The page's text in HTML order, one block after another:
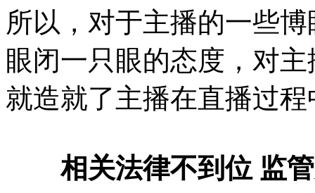
所以，对于主播的一些
眼闭一只眼的态度，对
就造就了主播在直播过
相关法律不到位 监